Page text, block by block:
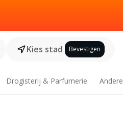
Kies stad Bevestigen
Drogisterij & Parfumerie Andere